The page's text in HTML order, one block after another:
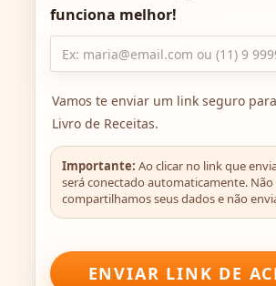
funciona melhor!
Vamos te enviar um link seguro
Livro de Receitas.
Importante: Ao clicar no link que
será conectado automaticamente. Não
compartilhamos seus dados e não
ENVIAR LINK DE